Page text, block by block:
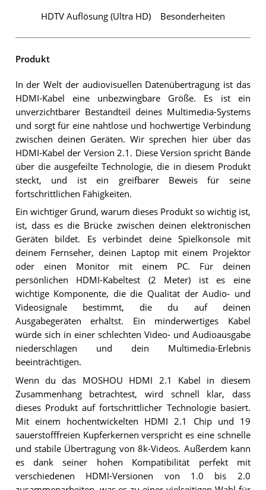
HDTV Auflösung (Ultra HD) Besonderheiten
Produkt
In der Welt der audiovisuellen Datenübertragung ist das
HDMI-Kabel eine unbezwingbare Größe. Es ist ein
unverzichtbarer Bestandteil deines Multimedia-Systems
und sorgt für eine nahtlose und hochwertige Verbindung
zwischen deinen Geräten. Wir sprechen hier über das
HDMI-Kabel der Version 2.1. Diese Version spricht Bände
über die ausgefeilte Technologie, die in diesem Produkt
steckt, und ist ein greifbarer Beweis für seine
fortschrittlichen Fähigkeiten.
Ein wichtiger Grund, warum dieses Produkt so wichtig ist,
ist, dass es die Brücke zwischen deinen elektronischen
Geräten bildet. Es verbindet deine Spielkonsole mit
deinem Fernseher, deinen Laptop mit einem Projektor
oder einen Monitor mit einem PC. Für deinen
persönlichen HDMI-Kabeltest (2 Meter) ist es eine
wichtige Komponente, die die Qualität der Audio- und
Videosignale bestimmt, die du auf deinen
Ausgabegeräten erhältst. Ein minderwertiges Kabel
würde sich in einer schlechten Video- und Audioausgabe
niederschlagen und dein Multimedia-Erlebnis
beeinträchtigen.
Wenn du das MOSHOU HDMI 2.1 Kabel in diesem
Zusammenhang betrachtest, wird schnell klar, dass
dieses Produkt auf fortschrittlicher Technologie basiert.
Mit einem hochentwickelten HDMI 2.1 Chip und 19
sauerstofffreien Kupferkernen verspricht es eine schnelle
und stabile Übertragung von 8k-Videos. Außerdem kann
es dank seiner hohen Kompatibilität perfekt mit
verschiedenen HDMI-Versionen von 1.0 bis 2.0